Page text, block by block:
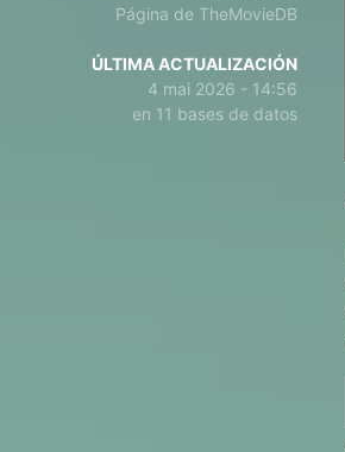
Página de TheMovieDB
ÚLTIMA ACTUALIZACIÓN
4 mai 2026 - 14:56
en 11 bases de datos